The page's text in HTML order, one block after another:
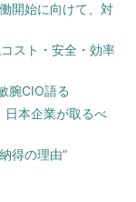
が付加価値の低い
り、ITスタッフは
テナンスではな
堅企業の多くが
用できる。例え
員がいないとい
開始に向けて、対
スト・安全・効率
腕CIO語る
日本企業が取るべ
得の理由”